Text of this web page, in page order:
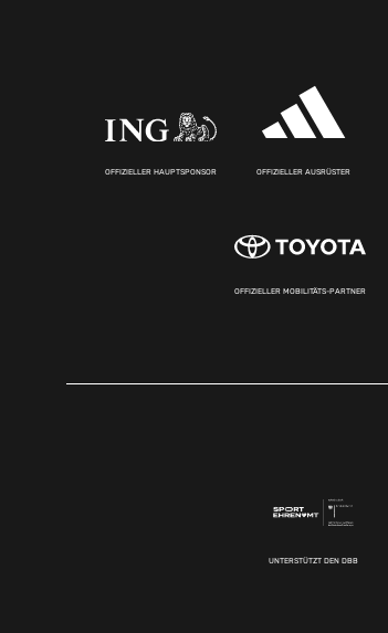
OFFIZIELLER HAUPTSPONSOR OFFIZIELLER AUSRÜSTER
OFFIZIELLER MOBILITÄTS-PARTNER
UNTERSTÜTZT DEN DBB